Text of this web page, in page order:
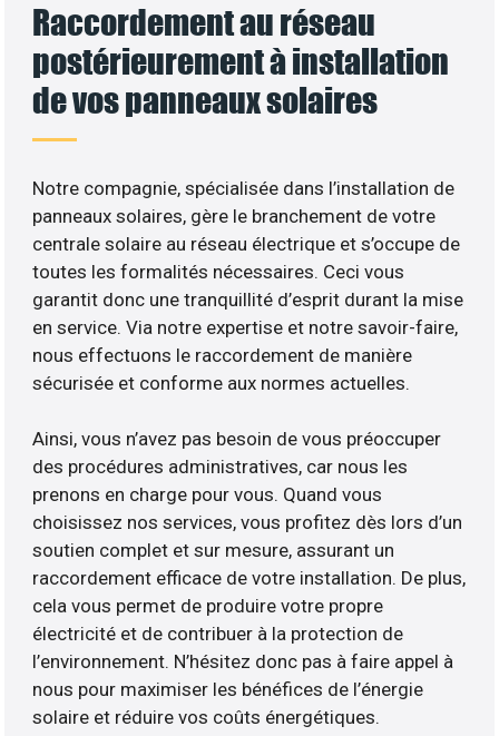
Raccordement au réseau
postérieurement à installation
de vos panneaux solaires
Notre compagnie, spécialisée dans l’installation de
panneaux solaires, gère le branchement de votre
centrale solaire au réseau électrique et s’occupe de
toutes les formalités nécessaires. Ceci vous
garantit donc une tranquillité d’esprit durant la mise
en service. Via notre expertise et notre savoir-faire,
nous effectuons le raccordement de manière
sécurisée et conforme aux normes actuelles.
Ainsi, vous n’avez pas besoin de vous préoccuper
des procédures administratives, car nous les
prenons en charge pour vous. Quand vous
choisissez nos services, vous profitez dès lors d’un
soutien complet et sur mesure, assurant un
raccordement efficace de votre installation. De plus,
cela vous permet de produire votre propre
électricité et de contribuer à la protection de
l’environnement. N’hésitez donc pas à faire appel à
nous pour maximiser les bénéfices de l’énergie
solaire et réduire vos coûts énergétiques.